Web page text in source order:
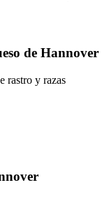
de Hannover
rastro y razas